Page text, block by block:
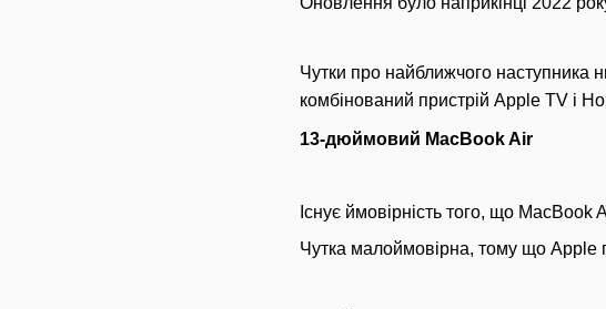
Чутки про найближчого наступника
комбінований пристрій Apple TV і
13-дюймовий MacBook Air
Існує ймовірність того, що
Чутка малоймовірна, тому що Apple